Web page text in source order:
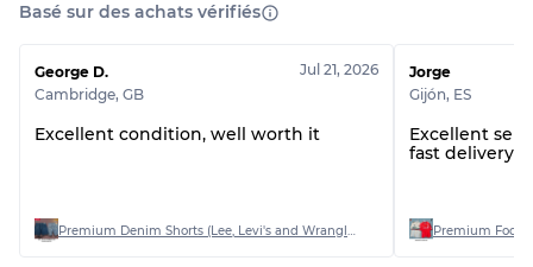
Basé sur des achats vérifiés
George D.
Cambridge, GB
Jul 21, 2026
Excellent condition, well worth it
Jorge
Gijón, ES
Excellent
fast delivery.